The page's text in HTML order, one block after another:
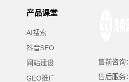
售前咨询：
售后服务：
产品课堂
AI搜索
抖音SEO
网站建设
GEO推广